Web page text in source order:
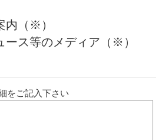
内（※）
ース等のメディア（※）
をご記入下さい